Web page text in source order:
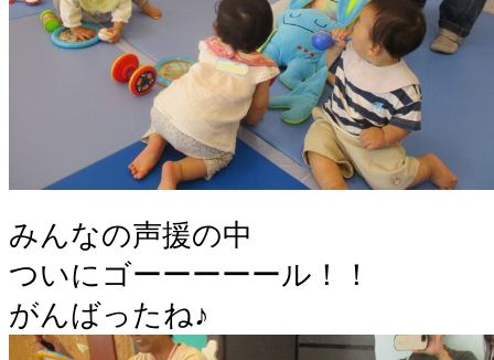
みんなの声援の中
ついにゴーーーーール！！
がんばったね♪